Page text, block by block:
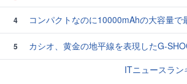
4 コンパクトなのに10000mAhの大容量で最大3台のデバイスを同時充電できる半固体モバイルバッ
5
カシオ、黄金の地平線を表現したG-SHOCK「MASTER IN
ITニュースラン